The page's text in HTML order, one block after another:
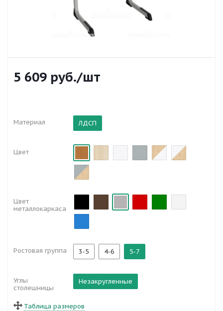
5 609 руб./шт
Материал ЛДСП
Цвет
Цвет
металлокаркаса
Ростовая группа 3-5 4-6 5-7
Углы
столешницы
Незакругленные
Таблица размеров